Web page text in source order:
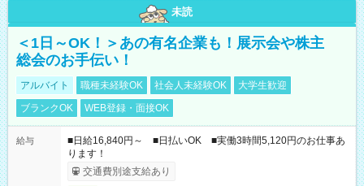
未読
＜1日～OK！＞あの有名企業も！展示会や株主
総会のお手伝い！
アルバイト 職種未経験OK 社会人未経験OK
大学生歓迎
ブランクOK
WEB登録・面接OK
給与
■日給16,840円～ ■日払いOK ■実働3時間5,120円のお仕事あ
ります！
交通費別途支給あり